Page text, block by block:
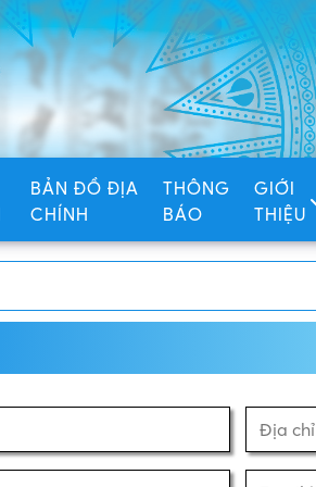
BẢN ĐỒ ĐỊA
CHÍNH
THÔNG
BÁO
GIỚI
THIỆU